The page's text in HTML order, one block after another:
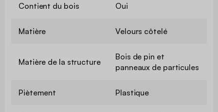
Contient du bois Oui
Matière Velours côtelé
Matière de la structure
Bois de pin et
panneaux de particules
Piètement Plastique